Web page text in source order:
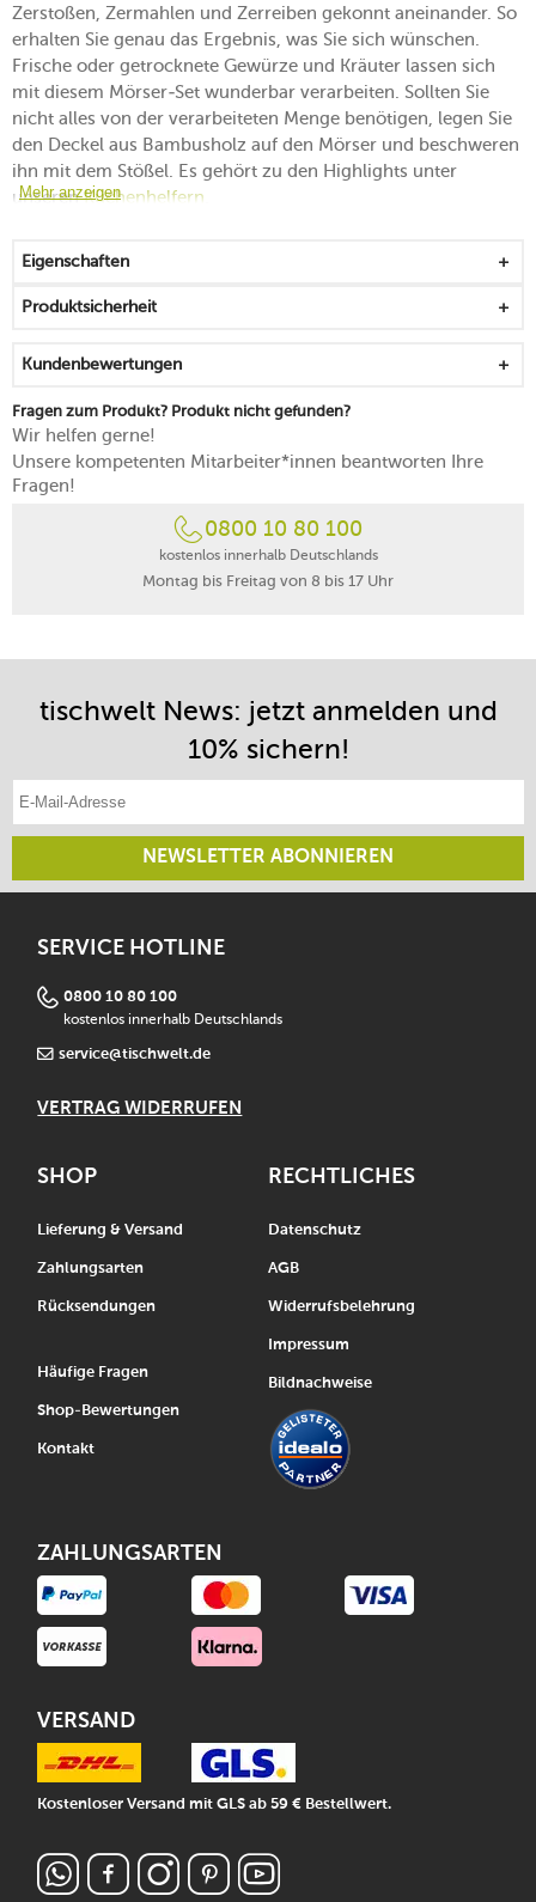
Zerstoßen, Zermahlen und Zerreiben gekonnt aneinander. So
erhalten Sie genau das Ergebnis, was Sie sich wünschen.
Frische oder getrocknete Gewürze und Kräuter lassen sich
mit diesem Mörser-Set wunderbar verarbeiten. Sollten Sie
nicht alles von der verarbeiteten Menge benötigen, legen Sie
den Deckel aus Bambusholz auf den Mörser und beschweren
ihn mit dem Stößel. Es gehört zu den Highlights unter
unserenKüchenhelfern
mit Deckel zum Verschließen frisch verarbeiteter
Kräuter und Gewürze
mit einem feuchten Tuch ausreiben, nicht
spülmaschinengeeignet
Mehr anzeigen
Eigenschaften
Produktsicherheit
Kundenbewertungen
Fragen zum Produkt? Produkt nicht gefunden?
Wir helfen gerne!
Unsere kompetenten Mitarbeiter*innen beantworten Ihre
Fragen!
0800 10 80 100
kostenlos innerhalb Deutschlands
Montag bis Freitag von 8 bis 17 Uhr
tischwelt News: jetzt anmelden und
10% sichern!
NEWSLETTER ABONNIEREN
SERVICE HOTLINE
0800 10 80 100
kostenlos innerhalb Deutschlands
service@tischwelt.de
VERTRAG WIDERRUFEN
SHOP
Lieferung & Versand
Zahlungsarten
Rücksendungen
Häufige Fragen
Shop-Bewertungen
Kontakt
RECHTLICHES
Datenschutz
AGB
Widerrufsbelehrung
Impressum
Bildnachweise
ZAHLUNGSARTEN
VERSAND
Kostenloser Versand mit GLS ab 59 € Bestellwert.